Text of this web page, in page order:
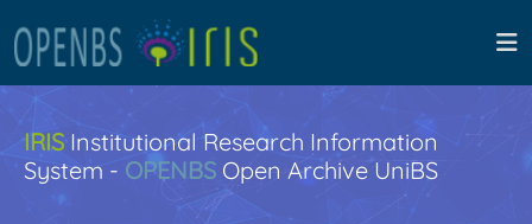
IRISInstitutional Research Information
System - OPENBS Open Archive UniBS